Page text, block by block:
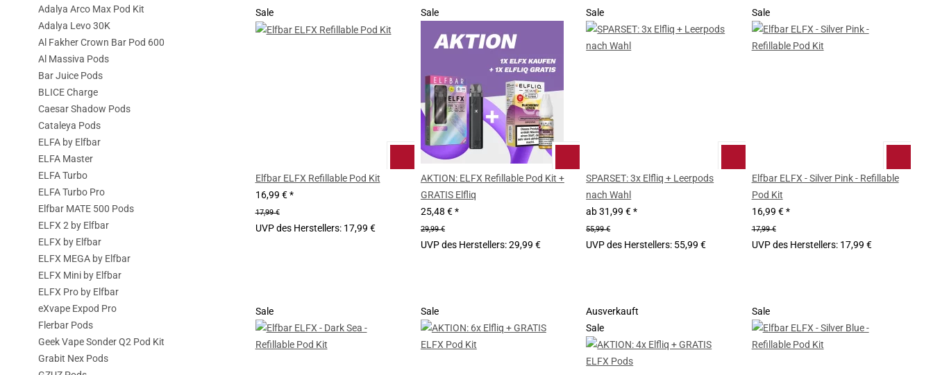
Sale
Elfbar ELFX Refillable Pod Kit
16,99 €*
17,99 €
UVP des Herstellers: 17,99 €
Sale
AKTION: ELFX Refillable Pod Kit +
GRATIS Elfliq
25,48 €*
29,99 €
UVP des Herstellers:29,99 €
Sale
SPARSET: 3x Elfliq + Leerpods
nach Wahl
ab31,99 €*
55,99 €
UVP des Herstellers: 55,99 €
Sale
Elfbar ELFX - Silver Pink - Refillable
Pod Kit
16,99 €*
17,99 €
UVP des Herstellers: 17,99 €
Sale Sale
Ausverkauft
Sale
Sale
Adalya Arco Max Pod Kit
Adalya Levo 30K
Al Fakher Crown Bar Pod 600
Al Massiva Pods
Bar Juice Pods
BLICE Charge
Caesar Shadow Pods
Cataleya Pods
ELFA by Elfbar
ELFA Master
ELFA Turbo
ELFA Turbo Pro
Elfbar MATE 500 Pods
ELFX 2 by Elfbar
ELFX by Elfbar
ELFX MEGA by Elfbar
ELFX Mini by Elfbar
ELFX Pro by Elfbar
eXvape Expod Pro
Flerbar Pods
Geek Vape Sonder Q2 Pod Kit
Grabit Nex Pods